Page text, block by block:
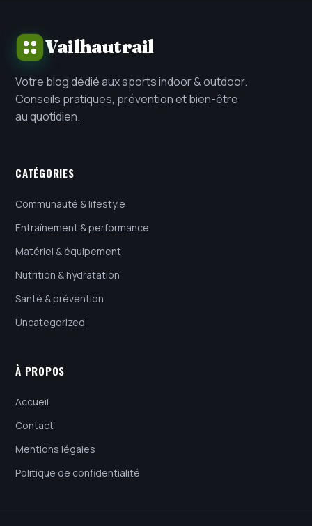
Vailhautrail
Votre blog dédié aux sports indoor & outdoor.
Conseils pratiques, prévention et bien-être
au quotidien.
CATÉGORIES
Communauté & lifestyle
Entraînement & performance
Matériel & équipement
Nutrition & hydratation
Santé & prévention
Uncategorized
À PROPOS
Accueil
Contact
Mentions légales
Politique de confidentialité